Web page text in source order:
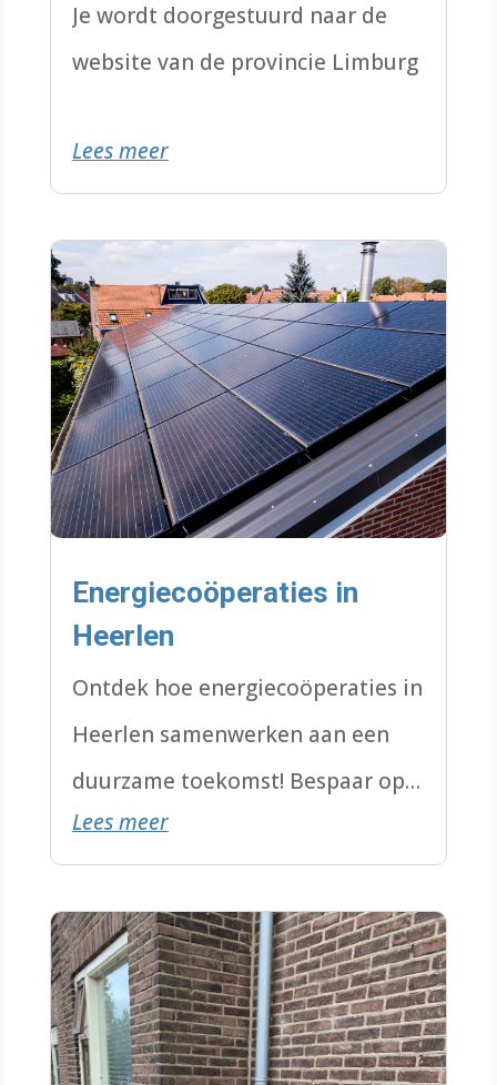
Je wordt doorgestuurd naar de
website van de provincie Limburg
Lees meer
Energiecoöperaties in
Heerlen
Ontdek hoe energiecoöperaties in
Heerlen samenwerken aan een
duurzame toekomst! Bespaar op
energiekosten, profiteer van
zonne-energie en draag bij aan
een groenere stad. Doe mee en
word lid!
Lees meer